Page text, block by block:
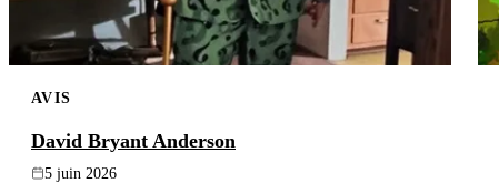
AVIS
David Bryant Anderson
5 juin 2026